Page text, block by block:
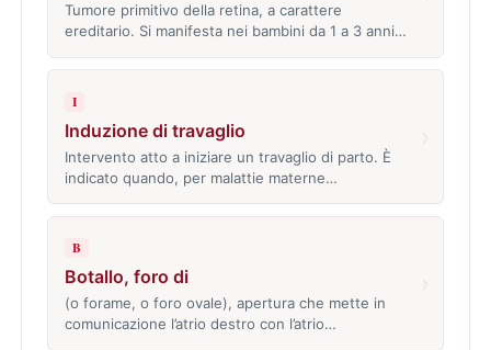
Tumore primitivo della retina, a carattere
ereditario. Si manifesta nei bambini da 1 a 3 anni…
I
Induzione di travaglio
Intervento atto a iniziare un travaglio di parto. È
indicato quando, per malattie materne…
B
Botallo, foro di
(o forame, o foro ovale), apertura che mette in
comunicazione l’atrio destro con l’atrio…